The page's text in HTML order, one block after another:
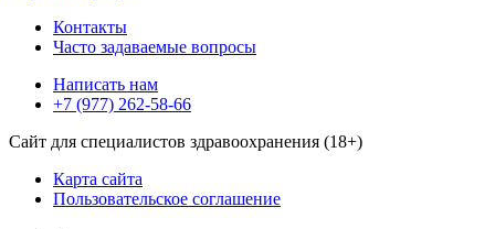
Контакты
Часто задаваемые вопросы
Написать нам
+7 (977) 262-58-66
Сайт для специалистов здравоохранения (18+)
Карта сайта
Пользовательское соглашение